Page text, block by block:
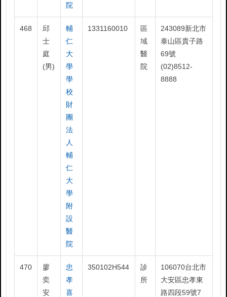
院
468
邱
士
庭
(男)
輔
仁
大
學
學
校
財
團
法
人
輔
仁
大
學
附
設
醫
院
1331160010
區
域
醫
院
243089新北市
泰山區貴子路
69號
(02)8512-
8888
470
廖
奕
安
忠
孝
喜
350102H544
診
所
106070台北市
大安區忠孝東
路四段59號7